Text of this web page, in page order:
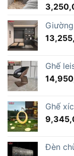
Ghế
Ghế
Đèn